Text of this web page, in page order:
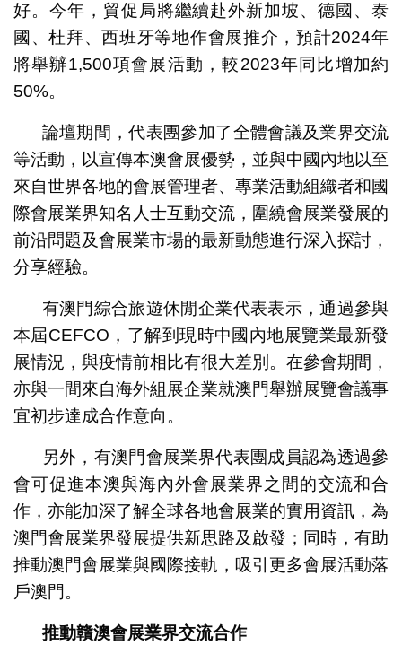
好。今年，貿促局將繼續赴外新加坡、德國、泰
國、杜拜、西班牙等地作會展推介，預計2024年
將舉辦1,500項會展活動，較2023年同比增加約
50%。
論壇期間，代表團參加了全體會議及業界交流
等活動，以宣傳本澳會展優勢，並與中國內地以至
來自世界各地的會展管理者、專業活動組織者和國
際會展業界知名人士互動交流，圍繞會展業發展的
前沿問題及會展業市場的最新動態進行深入探討，
分享經驗。
有澳門綜合旅遊休閒企業代表表示，通過參與
本屆CEFCO，了解到現時中國內地展覽業最新發
展情況，與疫情前相比有很大差別。在參會期間，
亦與一間來自海外組展企業就澳門舉辦展覽會議事
宜初步達成合作意向。
另外，有澳門會展業界代表團成員認為透過參
會可促進本澳與海內外會展業界之間的交流和合
作，亦能加深了解全球各地會展業的實用資訊，為
澳門會展業界發展提供新思路及啟發；同時，有助
推動澳門會展業與國際接軌，吸引更多會展活動落
戶澳門。
推動贛澳會展業界交流合作